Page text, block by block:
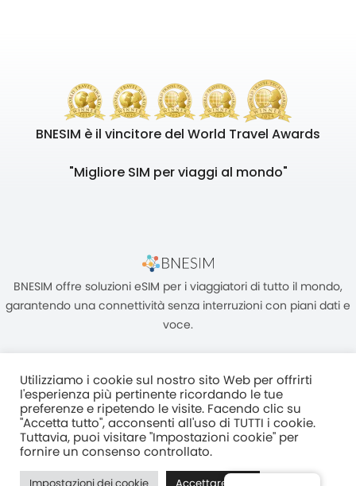
BNESIM è il vincitore del World Travel Awards
"Migliore SIM per viaggi al mondo"
BNESIM offre soluzioni eSIM per i viaggiatori di tutto il mondo,
garantendo una connettività senza interruzioni con piani dati e
voce.
Unità C, 8/F, King Palace Plaza, NO:55 King Yip Street, Kwun Tong,
Kowloon, HONG KONG
2017–2025 BNESIM LIMITED Tutti i diritti riservati
Utilizziamo i cookie sul nostro sito Web per offrirti
l'esperienza più pertinente ricordando le tue
preferenze e ripetendo le visite. Facendo clic su
"Accetta tutto", acconsenti all'uso di TUTTI i cookie.
Tuttavia, puoi visitare "Impostazioni cookie" per
fornire un consenso controllato.